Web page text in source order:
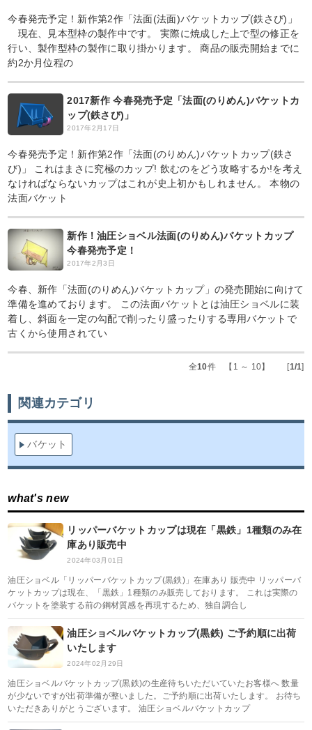
今春発売予定！新作第2作「法面(法面)バケットカップ(鉄さび)」
現在、見本型枠の製作中です。 実際に焼成した上で型の修正を
行い、製作型枠の製作に取り掛かります。 商品の販売開始までに
約2か月位程の
2017新作 今春発売予定「法面(のりめん)バケットカ
ップ(鉄さび)」
2017年2月17日
今春発売予定！新作第2作「法面(のりめん)バケットカップ(鉄さ
び)」 これはまさに究極のカップ! 飲むのをどう攻略するか!を考え
なければならないカップはこれが史上初かもしれません。 本物の
法面バケット
新作！油圧ショベル法面(のりめん)バケットカップ
今春発売予定！
2017年2月3日
今春、新作「法面(のりめん)バケットカップ」の発売開始に向けて
準備を進めております。 この法面バケットとは油圧ショベルに装
着し、斜面を一定の勾配で削ったり盛ったりする専用バケットで
古くから使用されてい
全10件 【1 ～ 10】 [1/1]
関連カテゴリ
バケット
what's new
リッパーバケットカップは現在「黒鉄」1種類のみ在
庫あり販売中
2024年03月01日
油圧ショベル「リッパーバケットカップ(黒鉄)」在庫あり 販売中 リッパーバ
ケットカップは現在、「黒鉄」1種類のみ販売しております。 これは実際の
バケットを塗装する前の鋼材質感を再現するため、独自調合し
油圧ショベルバケットカップ(黒鉄) ご予約順に出荷
いたします
2024年02月29日
油圧ショベルバケットカップ(黒鉄)の生産待ちいただいていたお客様へ 数量
が少ないですが出荷準備が整いました。ご予約順に出荷いたします。 お待ち
いただきありがとうございます。 油圧ショベルバケットカップ